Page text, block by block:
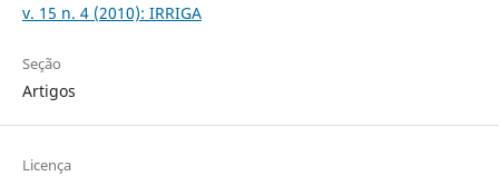
v. 15 n. 4 (2010): IRRIGA
Seção
Artigos
Licença